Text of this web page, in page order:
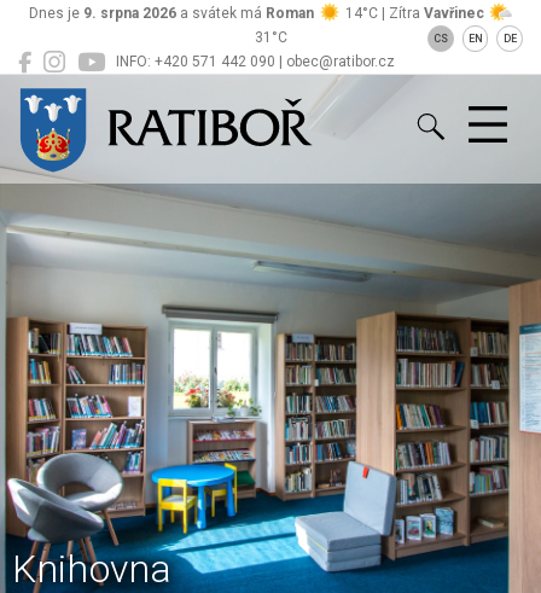
INFO: +420 571 442 090 | obec@ratibor.cz
Dnes je 9. srpna 2026 a svátek má Roman 14°C | Zítra Vavřinec
31°C
CS EN DE
Ratiboř
Knihovna